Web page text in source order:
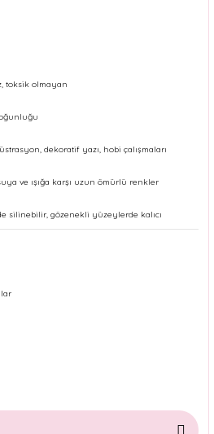
toksik olmayan
dekoratif yazı, hobi çalışmaları
ve ışığa karşı uzun ömürlü renkler
silinebilir, gözenekli yüzeylerde kalıcı